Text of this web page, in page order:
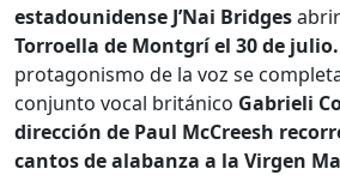
estadounidense J’Nai Bridges
Torroella de Montgrí el 30 de julio.
protagonismo de la voz se
conjunto vocal británico Gabrieli
dirección de Paul McCreesh
cantos de alabanza a la Virgen